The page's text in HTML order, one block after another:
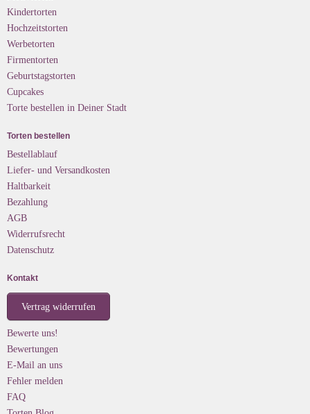
Kindertorten
Hochzeitstorten
Werbetorten
Firmentorten
Geburtstagstorten
Cupcakes
Torte bestellen in Deiner Stadt
Torten bestellen
Bestellablauf
Liefer- und Versandkosten
Haltbarkeit
Bezahlung
AGB
Widerrufsrecht
Datenschutz
Kontakt
Vertrag widerrufen
Bewerte uns!
Bewertungen
E-Mail an uns
Fehler melden
FAQ